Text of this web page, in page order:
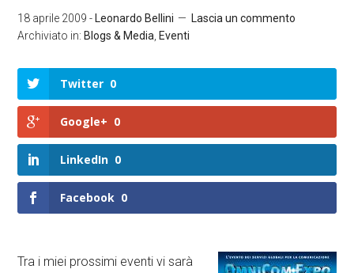
18 aprile 2009 - Leonardo Bellini
Lascia un commento
Archiviato in: Blogs & Media Eventi
Twitter 0
Google+ 0
LinkedIn 0
Facebook 0
Tra i miei prossimi eventi vi sarà